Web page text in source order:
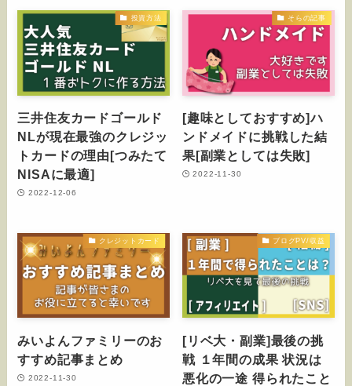
投資方法
三井住友カードゴールド
NLが現在最強のクレジッ
トカードの理由[つみたて
NISAに最適]
2022-12-06
そらの記事
[趣味としておすすめ]ハ
ンドメイドに挑戦した結
果[副業としては失敗]
2022-11-30
クレジットカード
みいよんファミリーのお
すすめ記事まとめ
2022-11-30
ブログPV/収益
[リベ大・副業]最後の挑
戦 １年間の成果 状況は
悪化の一途 得られたこと